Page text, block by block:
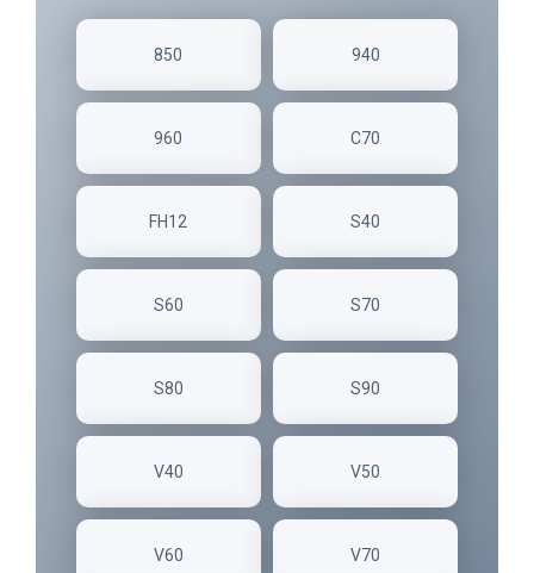
850 940
960 C70
FH12 S40
S60 S70
S80 S90
V40 V50
V60 V70